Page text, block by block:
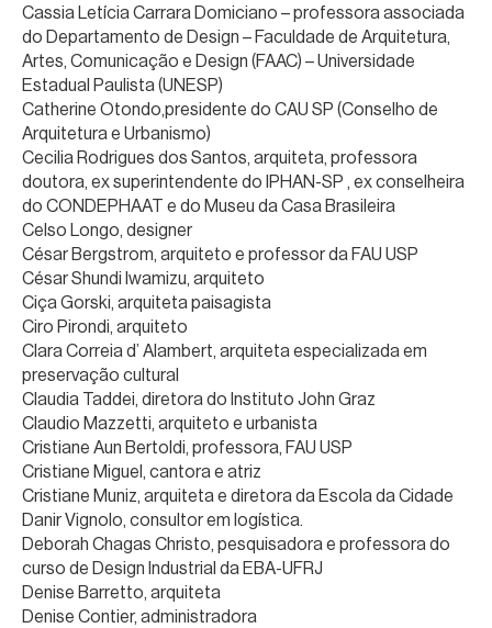
Cassia Letícia Carrara Domiciano – professora associada
do Departamento de Design – Faculdade de Arquitetura,
Artes, Comunicação e Design (FAAC) – Universidade
Estadual Paulista (UNESP)
Catherine Otondo,presidente do CAU SP (Conselho de
Arquitetura e Urbanismo)
Cecilia Rodrigues dos Santos, arquiteta, professora
doutora, ex superintendente do IPHAN-SP , ex conselheira
do CONDEPHAAT e do Museu da Casa Brasileira
Celso Longo, designer
César Bergstrom, arquiteto e professor da FAU USP
César Shundi Iwamizu, arquiteto
Ciça Gorski, arquiteta paisagista
Ciro Pirondi, arquiteto
Clara Correia d’ Alambert, arquiteta especializada em
preservação cultural
Claudia Taddei, diretora do Instituto John Graz
Claudio Mazzetti, arquiteto e urbanista
Cristiane Aun Bertoldi, professora, FAU USP
Cristiane Miguel, cantora e atriz
Cristiane Muniz, arquiteta e diretora da Escola da Cidade
Danir Vignolo, consultor em logística.
Deborah Chagas Christo, pesquisadora e professora do
curso de Design Industrial da EBA-UFRJ
Denise Barretto, arquiteta
Denise Contier, administradora